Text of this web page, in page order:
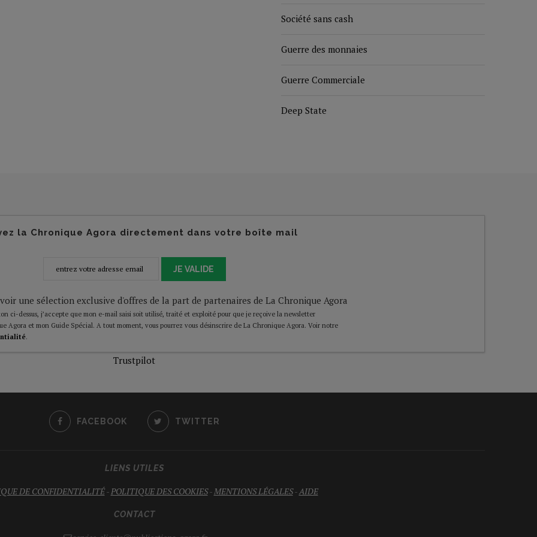
Société sans cash
Guerre des monnaies
Guerre Commerciale
Deep State
la Chronique Agora directement dans votre boîte mail
JE VALIDE
une sélection exclusive d'offres de la part de partenaires de La Chronique Agora
ci-dessus, j’accepte que mon e-mail saisi soit utilisé, traité et exploité pour que je reçoive la newsletter
Agora et mon Guide Spécial. A tout moment, vous pourrez vous désinscrire de La Chronique Agora. Voir notre
.
Trustpilot
FACEBOOK TWITTER
LIENS UTILES
DE CONFIDENTIALITÉ-POLITIQUE DES COOKIES-MENTIONS LÉGALES-AIDE
CONTACT